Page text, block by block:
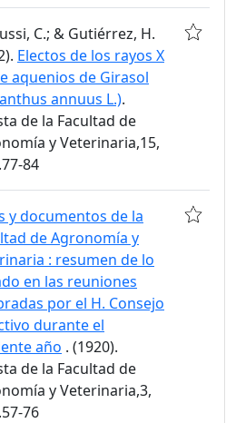
C.; & Gutiérrez, H.
Electos de los rayos X
aquenios de Girasol
annuus L.).
de la Facultad de
y Veterinaria,15,
84
y documentos de la
de Agronomía y
: resumen de lo
en las reuniones
por el H. Consejo
durante el
año . (1920).
de la Facultad de
y Veterinaria,3,
76